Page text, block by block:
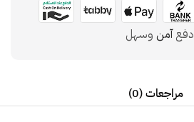
دفعآمن وسهل
مراجعات (0)